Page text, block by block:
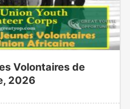
Volontaires de
2026